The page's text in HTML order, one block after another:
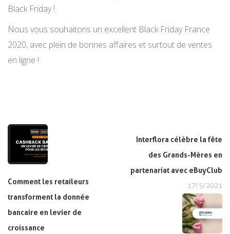
Black Friday !
Nous vous souhaitons un excellent Black Friday France
2020, avec plein de bonnes affaires et surtout de ventes
en ligne !
Comment les retaileurs
transforment la donnée
bancaire en levier de
croissance
Interflora célèbre la fête
des Grands-Mères en
partenariat avec eBuyClub
17/5/2021